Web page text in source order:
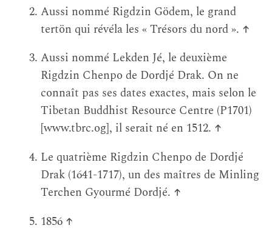
Aussi nommé Rigdzin Gödem, le grand
tertön qui révéla les « Trésors du nord ». ↑
Aussi nommé Lekden Jé, le deuxième
Rigdzin Chenpo de Dordjé Drak. On ne
connaît pas ses dates exactes, mais selon le
Tibetan Buddhist Resource Centre (P1701)
[www.tbrc.og], il serait né en 1512. ↑
Le quatrième Rigdzin Chenpo de Dordjé
Drak (1641-1717), un des maîtres de Minling
Terchen Gyourmé Dordjé. ↑
1856 ↑